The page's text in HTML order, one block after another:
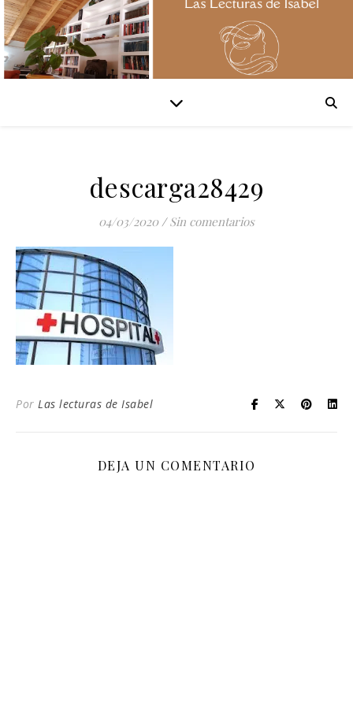
descarga28429
04/03/2020 / Sin comentarios
Por Las lecturas de Isabel
DEJA UN COMENTARIO